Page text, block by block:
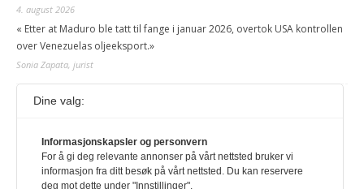
4. august 2026
« Etter at Maduro ble tatt til fange i januar 2026, overtok USA kontrollen
over Venezuelas oljeeksport.»
Sonia Zapata, jurist
117,8 millioner er på flukt, en nedgang fra forrige
1. august 2026
Ville ha tilsvart verdens trettende største land i folketall. For å lese
denne må du ha abonnement Logg inn her Ny abonnent? Velg
Dine valg:
Informasjonskapsler og personvern
For å gi deg relevante annonser på vårt nettsted bruker vi
informasjon fra ditt besøk på vårt nettsted. Du kan reservere
deg mot dette under "Innstillinger".